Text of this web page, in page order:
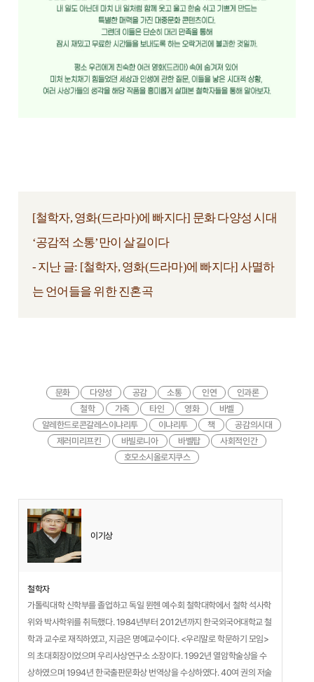
[철학자, 영화(드라마)에 빠지다] 문화 다양성 시대
‘공감적 소통’만이 살길이다
- 지난 글: [철학자, 영화(드라마)에 빠지다] 사멸하
는 언어들을 위한 진혼곡
문화 다양성 공감 소통 인연
인과론
철학
가족 타인 영화
바벨
알레한드로콘갈레스이냐리투
이냐리투 책
공감의시대
제러미리프킨
바빌로니아 바벨탑
사회적인간
호모소시올로지쿠스
이기상
철학자
가톨릭대학 신학부를 졸업하고 독일 뮌헨 예수회 철학대학에서 철학 석사학
위와 박사학위를 취득했다. 1984년부터 2012년까지 한국외국어대학교 철
학과 교수로 재직하였고, 지금은 명예교수이다. <우리말로 학문하기 모임>
의 초대회장이었으며 우리사상연구소 소장이다. 1992년 열암학술상을 수
상하였으며 1994년 한국출판문화상 번역상을 수상하였다. 40여 권의 저술